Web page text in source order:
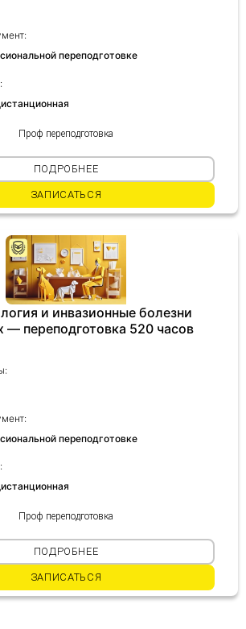
переподготовке
Проф переподготовка
ПОДРОБНЕЕ
ЗАПИСАТЬСЯ
и инвазионные болезни
— переподготовка 520 часов
переподготовке
Проф переподготовка
ПОДРОБНЕЕ
ЗАПИСАТЬСЯ